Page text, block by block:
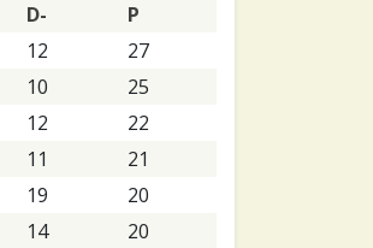
D-
P
12
27
10
25
12
22
11
21
19
20
14
20